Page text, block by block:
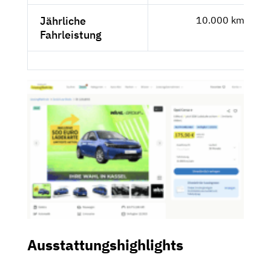
Jährliche
Fahrleistung
10.000 km
Ausstattungshighlights